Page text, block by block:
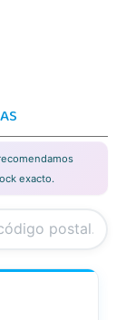
exacto.